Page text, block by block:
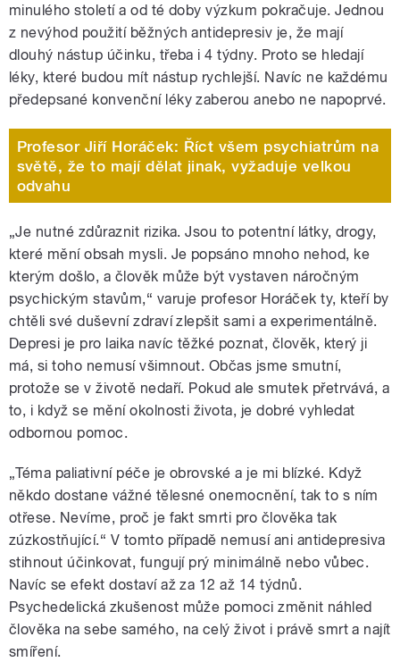
minulého století a od té doby výzkum pokračuje. Jednou
z nevýhod použití běžných antidepresiv je, že mají
dlouhý nástup účinku, třeba i 4 týdny. Proto se hledají
léky, které budou mít nástup rychlejší. Navíc ne každému
předepsané konvenční léky zaberou anebo ne napoprvé.
Profesor Jiří Horáček: Říct všem psychiatrům na
světě, že to mají dělat jinak, vyžaduje velkou
odvahu
„Je nutné zdůraznit rizika. Jsou to potentní látky, drogy,
které mění obsah mysli. Je popsáno mnoho nehod, ke
kterým došlo, a člověk může být vystaven náročným
psychickým stavům,“ varuje profesor Horáček ty, kteří by
chtěli své duševní zdraví zlepšit sami a experimentálně.
Depresi je pro laika navíc těžké poznat, člověk, který ji
má, si toho nemusí všimnout. Občas jsme smutní,
protože se v životě nedaří. Pokud ale smutek přetrvává, a
to, i když se mění okolnosti života, je dobré vyhledat
odbornou pomoc.
„Téma paliativní péče je obrovské a je mi blízké. Když
někdo dostane vážné tělesné onemocnění, tak to s ním
otřese. Nevíme, proč je fakt smrti pro člověka tak
zúzkostňující.“ V tomto případě nemusí ani antidepresiva
stihnout účinkovat, fungují prý minimálně nebo vůbec.
Navíc se efekt dostaví až za 12 až 14 týdnů.
Psychedelická zkušenost může pomoci změnit náhled
člověka na sebe samého, na celý život i právě smrt a najít
smíření.